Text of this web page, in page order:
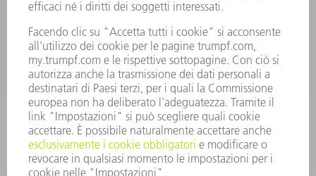
RICAMBI TRUMPF ITALIA
lunedì a venerdì: 08:30 – 18:00
ricambi@trumpf.com
CONTATTO
UTENSILI TRUMPF ITALIA
+39 02 48489482
lunedì a venerdì: 08:00 – 18:00
utensili@trumpf.com